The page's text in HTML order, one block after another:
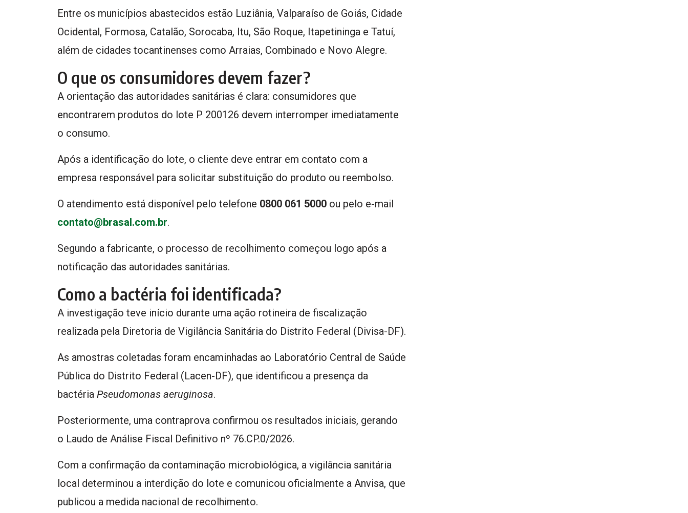
Entre os municípios abastecidos estão Luziânia, Valparaíso de Goiás, Cidade
Ocidental, Formosa, Catalão, Sorocaba, Itu, São Roque, Itapetininga e Tatuí,
além de cidades tocantinenses como Arraias, Combinado e Novo Alegre.
O que os consumidores devem fazer?
A orientação das autoridades sanitárias é clara: consumidores que
encontrarem produtos do lote P 200126 devem interromper imediatamente
o consumo.
Após a identificação do lote, o cliente deve entrar em contato com a
empresa responsável para solicitar substituição do produto ou reembolso.
O atendimento está disponível pelo telefone 0800 061 5000 ou pelo e-mail
contato@brasal.com.br.
Segundo a fabricante, o processo de recolhimento começou logo após a
notificação das autoridades sanitárias.
Como a bactéria foi identificada?
A investigação teve início durante uma ação rotineira de fiscalização
realizada pela Diretoria de Vigilância Sanitária do Distrito Federal (Divisa-DF).
As amostras coletadas foram encaminhadas ao Laboratório Central de Saúde
Pública do Distrito Federal (Lacen-DF), que identificou a presença da
bactéria Pseudomonas aeruginosa.
Posteriormente, uma contraprova confirmou os resultados iniciais, gerando
o Laudo de Análise Fiscal Definitivo nº 76.CP.0/2026.
Com a confirmação da contaminação microbiológica, a vigilância sanitária
local determinou a interdição do lote e comunicou oficialmente a Anvisa, que
publicou a medida nacional de recolhimento.